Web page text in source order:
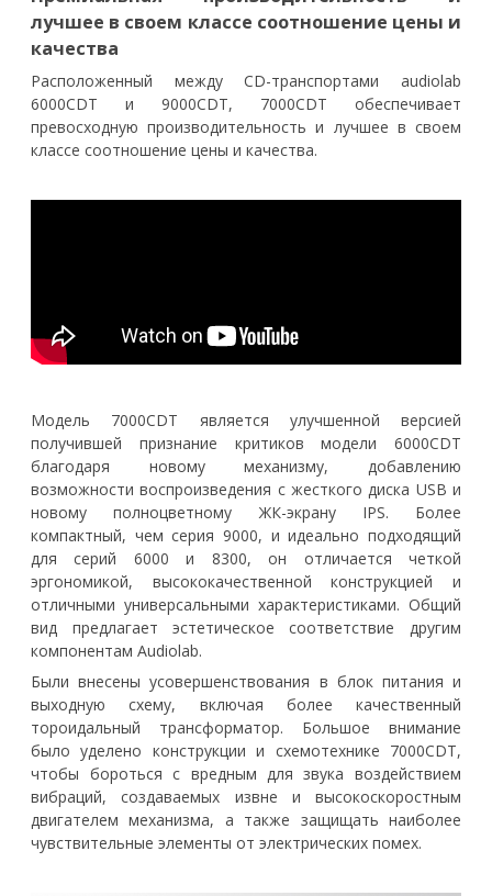
лучшее в своем классе соотношение цены и
качества
Расположенный между CD-транспортами audiolab
6000CDT и 9000CDT, 7000CDT обеспечивает
превосходную производительность и лучшее в своем
классе соотношение цены и качества.
Модель 7000CDT является улучшенной версией
получившей признание критиков модели 6000CDT
благодаря новому механизму, добавлению
возможности воспроизведения с жесткого диска USB и
новому полноцветному ЖК-экрану IPS. Более
компактный, чем серия 9000, и идеально подходящий
для серий 6000 и 8300, он отличается четкой
эргономикой, высококачественной конструкцией и
отличными универсальными характеристиками. Общий
вид предлагает эстетическое соответствие другим
компонентам Audiolab.
Были внесены усовершенствования в блок питания и
выходную схему, включая более качественный
тороидальный трансформатор. Большое внимание
было уделено конструкции и схемотехнике 7000CDT,
чтобы бороться с вредным для звука воздействием
вибраций, создаваемых извне и высокоскоростным
двигателем механизма, а также защищать наиболее
чувствительные элементы от электрических помех.